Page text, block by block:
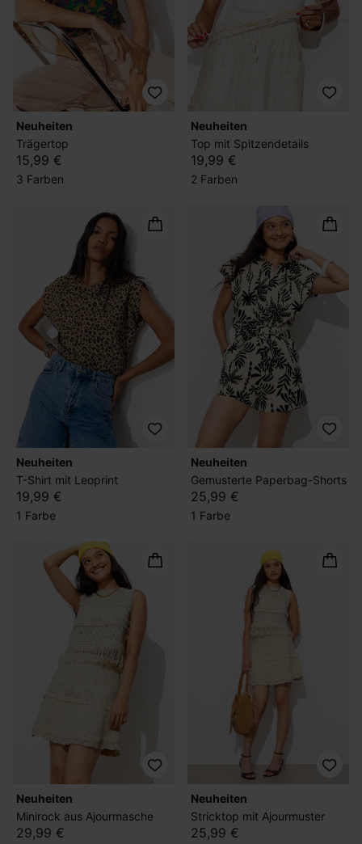
Neuheiten
Trägertop
15,99 €
3 Farben
Neuheiten
Top mit Spitzendetails
19,99 €
2 Farben
Neuheiten
T-Shirt mit Leoprint
19,99 €
1 Farbe
Neuheiten
Gemusterte Paperbag-Shorts
25,99 €
1 Farbe
Neuheiten
Minirock aus Ajourmasche
29,99 €
Neuheiten
Stricktop mit Ajourmuster
25,99 €